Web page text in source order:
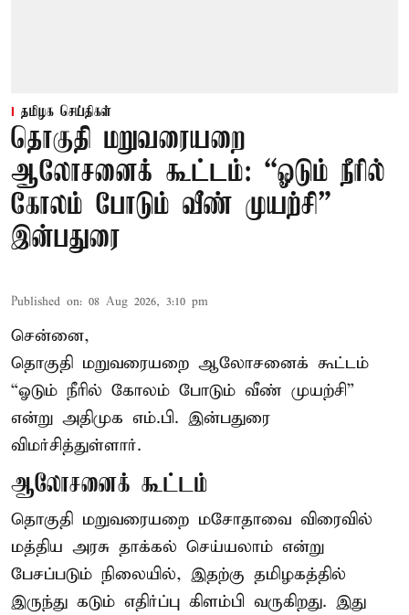
தமிழக செய்திகள்
தொகுதி மறுவரையறை
ஆலோசனைக் கூட்டம்: “ஓடும் நீரில்
கோலம் போடும் வீண் முயற்சி” –
இன்பதுரை
Published on: 08 Aug 2026, 3:10 pm
சென்னை,
தொகுதி மறுவரையறை ஆலோசனைக் கூட்டம்
“ஓடும் நீரில் கோலம் போடும் வீண் முயற்சி”
என்று அதிமுக எம்.பி. இன்பதுரை
விமர்சித்துள்ளார்.
ஆலோசனைக் கூட்டம்
தொகுதி மறுவரையறை மசோதாவை விரைவில்
மத்திய அரசு தாக்கல் செய்யலாம் என்று
பேசப்படும் நிலையில், இதற்கு தமிழகத்தில்
இருந்து கடும் எதிர்ப்பு கிளம்பி வருகிறது. இது